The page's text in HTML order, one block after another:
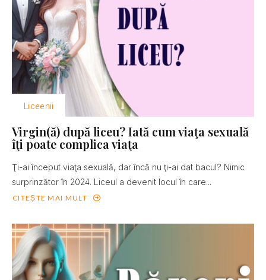
Liceenii
Virgin(ă) după liceu? Iată cum viaţa sexuală
îţi poate complica viaţa
Ţi-ai început viaţa sexuală, dar încă nu ţi-ai dat bacul? Nimic
surprinzător în 2024. Liceul a devenit locul în care...
CITEȘTE MAI MULT